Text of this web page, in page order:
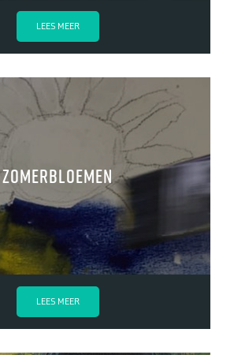
LEES MEER
Zomerbloemen
LEES MEER